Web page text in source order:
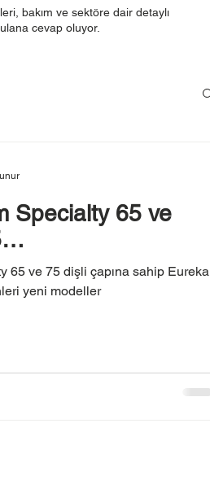
Specialty 65 ve
65 ve 75 dişli çapına sahip Eureka
yeni modeller
bakım ve sektöre dair detaylı
cevap oluyor.